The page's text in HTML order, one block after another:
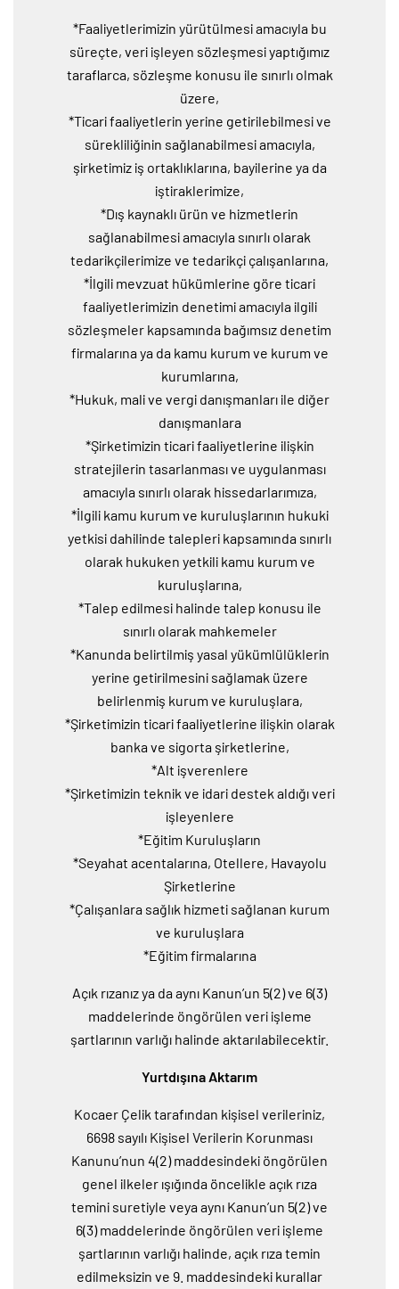
*Faaliyetlerimizin yürütülmesi amacıyla bu
süreçte, veri işleyen sözleşmesi yaptığımız
taraflarca, sözleşme konusu ile sınırlı olmak
üzere,
*Ticari faaliyetlerin yerine getirilebilmesi ve
sürekliliğinin sağlanabilmesi amacıyla,
şirketimiz iş ortaklıklarına, bayilerine ya da
iştiraklerimize,
*Dış kaynaklı ürün ve hizmetlerin
sağlanabilmesi amacıyla sınırlı olarak
tedarikçilerimize ve tedarikçi çalışanlarına,
*İlgili mevzuat hükümlerine göre ticari
faaliyetlerimizin denetimi amacıyla ilgili
sözleşmeler kapsamında bağımsız denetim
firmalarına ya da kamu kurum ve kurum ve
kurumlarına,
*Hukuk, mali ve vergi danışmanları ile diğer
danışmanlara
*Şirketimizin ticari faaliyetlerine ilişkin
stratejilerin tasarlanması ve uygulanması
amacıyla sınırlı olarak hissedarlarımıza,
*İlgili kamu kurum ve kuruluşlarının hukuki
yetkisi dahilinde talepleri kapsamında sınırlı
olarak hukuken yetkili kamu kurum ve
kuruluşlarına,
*Talep edilmesi halinde talep konusu ile
sınırlı olarak mahkemeler
*Kanunda belirtilmiş yasal yükümlülüklerin
yerine getirilmesini sağlamak üzere
belirlenmiş kurum ve kuruluşlara,
*Şirketimizin ticari faaliyetlerine ilişkin olarak
banka ve sigorta şirketlerine,
*Alt işverenlere
*Şirketimizin teknik ve idari destek aldığı veri
işleyenlere
*Eğitim Kuruluşların
*Seyahat acentalarına, Otellere, Havayolu
Şirketlerine
*Çalışanlara sağlık hizmeti sağlanan kurum
ve kuruluşlara
*Eğitim firmalarına
Açık rızanız ya da aynı Kanun’un 5(2) ve 6(3)
maddelerinde öngörülen veri işleme
şartlarının varlığı halinde aktarılabilecektir.
Yurtdışına Aktarım
Kocaer Çelik tarafından kişisel verileriniz,
6698 sayılı Kişisel Verilerin Korunması
Kanunu’nun 4(2) maddesindeki öngörülen
genel ilkeler ışığında öncelikle açık rıza
temini suretiyle veya aynı Kanun’un 5(2) ve
6(3) maddelerinde öngörülen veri işleme
şartlarının varlığı halinde, açık rıza temin
edilmeksizin ve 9. maddesindeki kurallar